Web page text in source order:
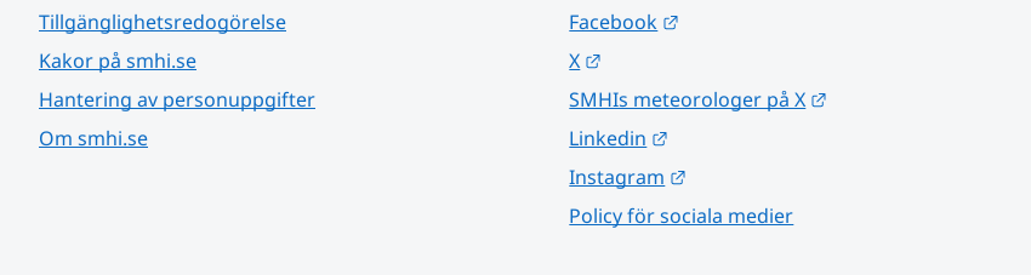
Tillgänglighetsredogörelse
Kakor på smhi.se
Hantering av personuppgifter
Om smhi.se
Facebook
X
SMHIs meteorologer på X
Linkedin
Instagram
Policy för sociala medier